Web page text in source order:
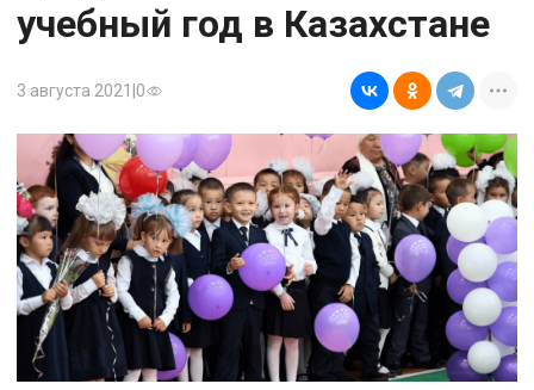
учебный год в Казахстане
3 августа 2021 0